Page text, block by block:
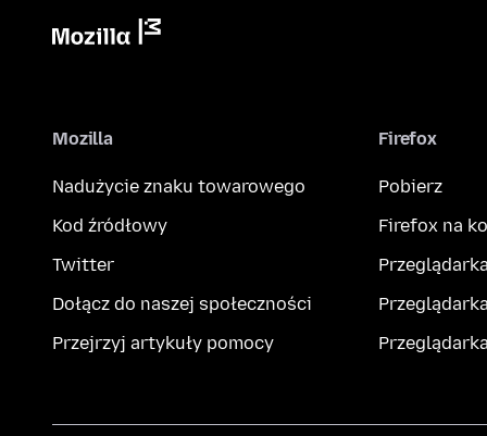
Mozilla
Nadużycie znaku towarowego
Kod źródłowy
Twitter
Dołącz do naszej społeczności
Przejrzyj artykuły pomocy
Firefox
Pobierz
Firefox na